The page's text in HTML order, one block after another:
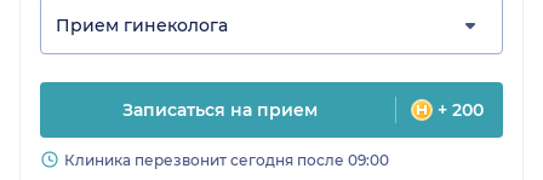
Прием гинеколога
Записаться на прием + 200
Клиника перезвонит сегодня после 09:00